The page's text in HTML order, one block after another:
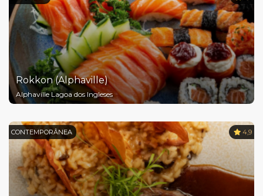
Rokkon (Alphaville)
Alphaville Lagoa dos Ingleses
CONTEMPORÂNEA 4,9